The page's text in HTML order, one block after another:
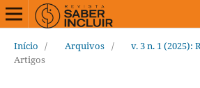
Início / Arquivos / v. 3 n. 1 (2025):
Artigos